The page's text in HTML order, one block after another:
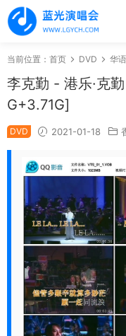
当前位置： 首页 DVD 华
李克勤 - 港乐·克
G+3.71G]
DVD 2021-01-18